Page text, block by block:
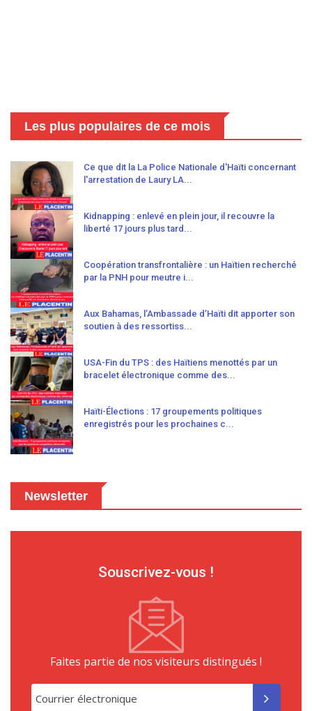
Les plus populaires de ce mois
Ce que dit la La Police Nationale d'Haïti concernant
l'arrestation de Laury LA...
Kidnapping : enlevé en plein jour, il recouvre la
liberté 17 jours plus tard...
Coopération transfrontalière : un Haïtien recherché
par la PNH pour meutre i...
Aux Bahamas, l’Ambassade d’Haïti dit apporter son
soutien à des ressortiss...
USA-Fin du TPS : des Haïtiens menottés par un
bracelet électronique comme des...
Haïti-Élections : 17 groupements politiques
enregistrés pour les prochaines c...
Newsletter
Souscrivez-vous !
Faites partie de nos visiteurs distingués !